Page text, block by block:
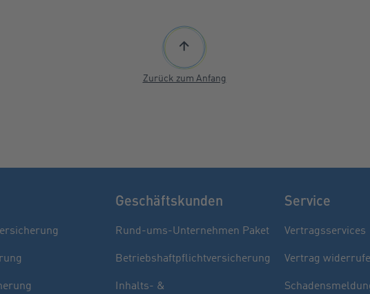
Zurück zum Anfang
Geschäftskunden
Rund-ums-Unternehmen Paket
Betriebshaftpflichtversicherung
Inhalts- &
Service
Vertragsservices
Vertrag